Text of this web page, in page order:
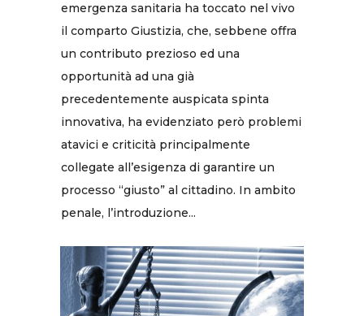
emergenza sanitaria ha toccato nel vivo
il comparto Giustizia, che, sebbene offra
un contributo prezioso ed una
opportunità ad una già
precedentemente auspicata spinta
innovativa, ha evidenziato però problemi
atavici e criticità principalmente
collegate all’esigenza di garantire un
processo “giusto” al cittadino. In ambito
penale, l’introduzione...